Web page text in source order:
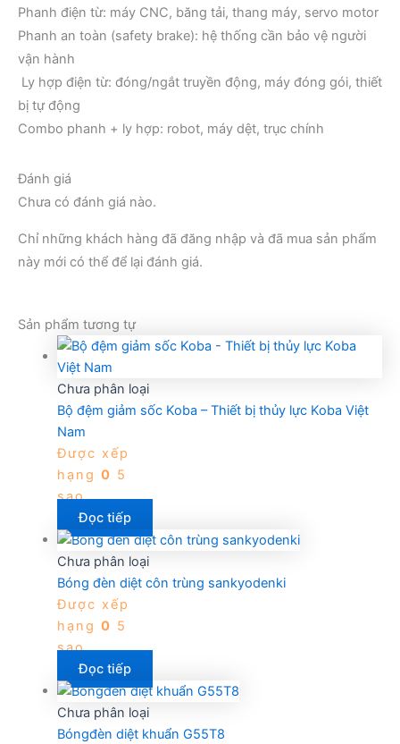
Phanh điện từ: máy CNC, băng tải, thang máy, servo motor
Phanh an toàn (safety brake): hệ thống cần bảo vệ người
vận hành
Ly hợp điện từ: đóng/ngắt truyền động, máy đóng gói, thiết
bị tự động
Combo phanh + ly hợp: robot, máy dệt, trục chính
Đánh giá
Chưa có đánh giá nào.
Chỉ những khách hàng đã đăng nhập và đã mua sản phẩm
này mới có thể để lại đánh giá.
Sản phẩm tương tự
Chưa phân loại
Bộ đệm giảm sốc Koba – Thiết bị thủy lực Koba Việt
Nam
Được xếp
hạng 0 5
sao
Đọc tiếp
Chưa phân loại
Bóng đèn diệt côn trùng sankyodenki
Được xếp
hạng 0 5
sao
Đọc tiếp
Chưa phân loại
Bóngđèn diệt khuẩn G55T8